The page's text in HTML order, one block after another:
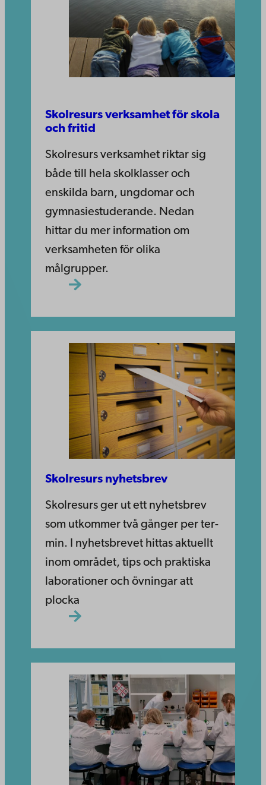
Skolresurs verksamhet för skola
och fritid
Skolresurs verksamhet riktar sig
både till hela skolklasser och
enskilda barn, ungdomar och
gymnasiestuderande. Nedan
hittar du mer information om
verksamheten för olika
målgrupper.
Skolresurs nyhetsbrev
Skolresurs ger ut ett nyhetsbrev
som ut­kom­mer två gånger per ter­
min. I nyhetsbrevet hittas aktuellt
inom området, tips och prak­tis­ka
laborationer och övningar att
plocka